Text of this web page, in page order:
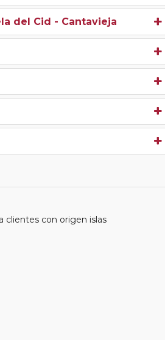
del Cid - Cantavieja
clientes con origen islas